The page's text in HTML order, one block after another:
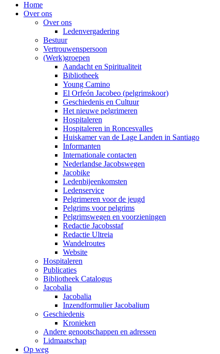
Home
Over ons
Over ons
Ledenvergadering
Bestuur
Vertrouwenspersoon
(Werk)groepen
Aandacht en Spiritualiteit
Bibliotheek
Young Camino
El Orfeón Jacobeo (pelgrimskoor)
Geschiedenis en Cultuur
Het nieuwe pelgrimeren
Hospitaleren
Hospitaleren in Roncesvalles
Huiskamer van de Lage Landen in Santiago
Informanten
Internationale contacten
Nederlandse Jacobswegen
Jacobike
Ledenbijeenkomsten
Ledenservice
Pelgrimeren voor de jeugd
Pelgrims voor pelgrims
Pelgrimswegen en voorzieningen
Redactie Jacobsstaf
Redactie Ultreia
Wandelroutes
Website
Hospitaleren
Publicaties
Bibliotheek Catalogus
Jacobalia
Jacobalia
Inzendformulier Jacobalium
Geschiedenis
Kronieken
Andere genootschappen en adressen
Lidmaatschap
Op weg